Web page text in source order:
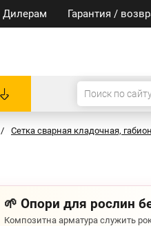
Дилерам Гарантия /
/ Сетка сварная кладочная,
🌱 Опори для рослин
Композитна арматура служить